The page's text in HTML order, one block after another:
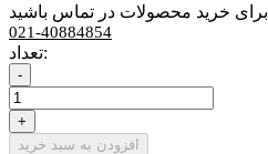
برای خرید محصولات در تماس باشید
021-40884854
تعداد:
-
+
افزودن به سبد خرید